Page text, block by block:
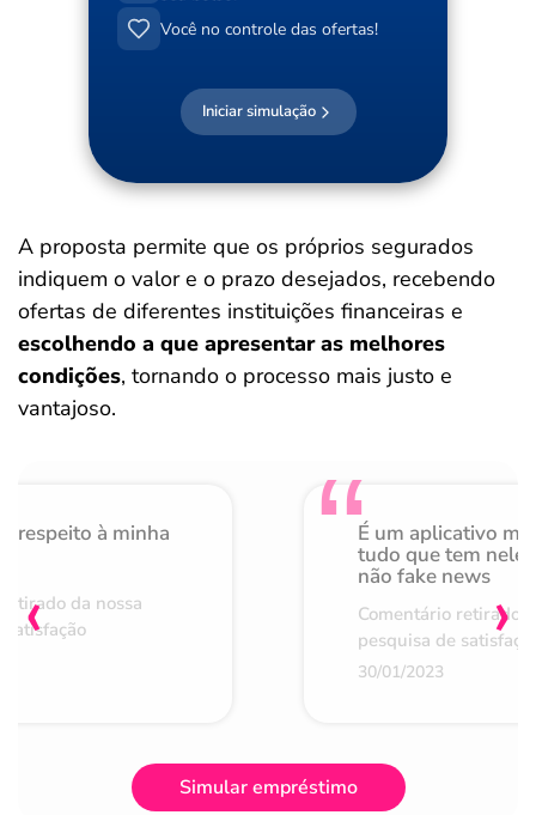
Você no controle das ofertas!
Iniciar simulação
A proposta permite que os próprios segurados
indiquem o valor e o prazo desejados, recebendo
ofertas de diferentes instituições financeiras e
escolhendo a que apresentar as melhores
condições, tornando o processo mais justo e
vantajoso.
respeito à minha
da nossa
É um aplicativo
tudo que tem nele
não fake news
Comentário retirado
pesquisa de
30/01/2023
‹ ›
Simular empréstimo